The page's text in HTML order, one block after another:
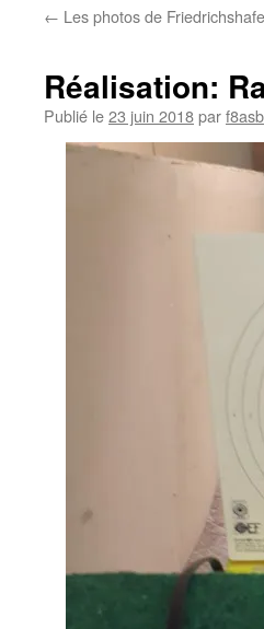
← Les photos de
Réalisation:
Publié le23 juin 2018parf8asb